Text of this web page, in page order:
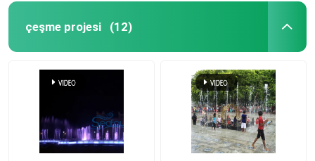
çeşme projesi (12)